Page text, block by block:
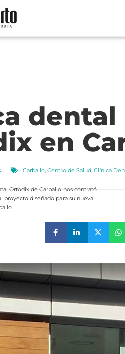
dental
en
Carballo, Centro de Salud, Clínica
Ortodix de Carballo nos contrató
proyecto diseñado para su nueva